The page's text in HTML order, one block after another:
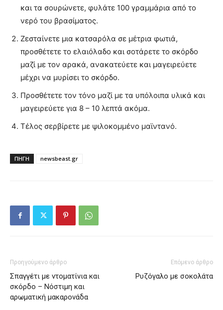
και τα σουρώνετε, φυλάτε 100 γραμμάρια από το
νερό του βρασίματος.
Ζεσταίνετε μια κατσαρόλα σε μέτρια φωτιά,
προσθέτετε το ελαιόλαδο και σοτάρετε το σκόρδο
μαζί με τον αρακά, ανακατεύετε και μαγειρεύετε
μέχρι να μυρίσει το σκόρδο.
Προσθέτετε τον τόνο μαζί με τα υπόλοιπα υλικά και
μαγειρεύετε για 8 – 10 λεπτά ακόμα.
Τέλος σερβίρετε με ψιλοκομμένο μαϊντανό.
ΠΗΓΗ newsbeast.gr
Προηγούμενο άρθρο
Σπαγγέτι με ντοματίνια και
σκόρδο – Νόστιμη και
αρωματική μακαρονάδα
Επόμενο άρθρο
Pυζόγαλο με σοκολάτα